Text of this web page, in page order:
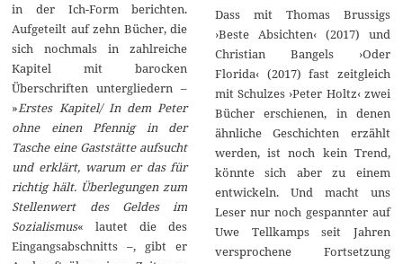
in der Ich-Form berichten.
Aufgeteilt auf zehn Bücher, die
sich nochmals in zahlreiche
Kapitel mit barocken
Überschriften untergliedern –
»Erstes Kapitel/ In dem Peter
ohne einen Pfennig in der
Tasche eine Gaststätte aufsucht
und erklärt, warum er das für
richtig hält. Überlegungen zum
Stellenwert des Geldes im
Sozialismus« lautet die des
Eingangsabschnitts –, gibt er
Dass mit Thomas Brussigs
›Beste Absichten‹ (2017) und
Christian Bangels ›Oder
Florida‹ (2017) fast zeitgleich
mit Schulzes ›Peter Holtz‹ zwei
Bücher erschienen, in denen
ähnliche Geschichten erzählt
werden, ist noch kein Trend,
könnte sich aber zu einem
entwickeln. Und macht uns
Leser nur noch gespannter auf
Uwe Tellkamps seit Jahren
versprochene Fortsetzung